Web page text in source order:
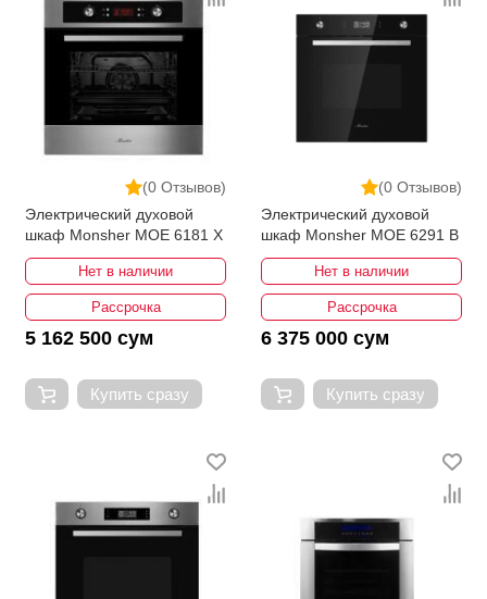
Bosch, Ziffler, Monsher и других известных
производителей. Качество брендовых духовых
шкафов сочетается с выгодными для покупателей
условиями продажи. Быстрая и надежная доставка,
выбор способа оплаты, гарантийные обязательства,
консультации опытных специалистов — все это
дополняют оптимальные для Узбекистана цены на
газовые и электрические духовые шкафы.
(0 Отзывов)
Электрический духовой
шкаф Monsher MOE 6181 X
Нет в наличии
Рассрочка
5 162 500 сум
Купить сразу
(0 Отзывов)
Электрический духовой
шкаф Monsher MOE 6291 B
Нет в наличии
Рассрочка
6 375 000 сум
Купить сразу